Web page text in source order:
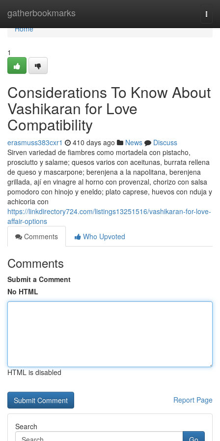
gatherbookmarks
Home
Home
1
Considerations To Know About
Vashikaran for Love
Compatibility
erasmuss383cxr1 410 days ago News
Discuss
Sirven variedad de fiambres como mortadela con pistacho,
prosciutto y salame; quesos varios con aceitunas, burrata rellena
de queso y mascarpone; berenjena a la napolitana, berenjena
grillada, ají en vinagre al horno con provenzal, chorizo con salsa
pomodoro con hinojo y eneldo; plato caprese, huevos con nduja y
achicoria con
https://linkdirectory724.com/listings13251516/vashikaran-for-love-
affair-options
Comments
Who Upvoted
Comments
Submit a Comment
No HTML
HTML is disabled
Report Page
Search